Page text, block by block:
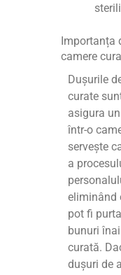
Importanța
camere
Dușurile
curate
asigura
într-o
servește
a
eliminând
pot fi
bunuri
curată.
dușuri de